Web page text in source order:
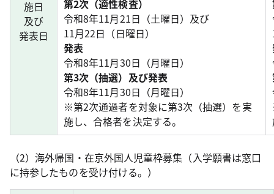
施日
及び
発表日
第2次（適性検査）
令和8年11月21日（土曜日）及び
11月22日（日曜日）
発表
令和8年11月30日（月曜日）
第3次（抽選）及び発表
令和8年11月30日（月曜日）
※第2次通過者を対象に第3次（抽選）を実
施し、合格者を決定する。
（2）海外帰国・在京外国人児童枠募集（入学願書は窓口
に持参したものを受け付ける。）